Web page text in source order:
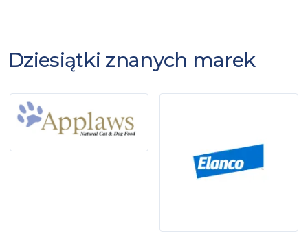
Dziesiątki znanych marek